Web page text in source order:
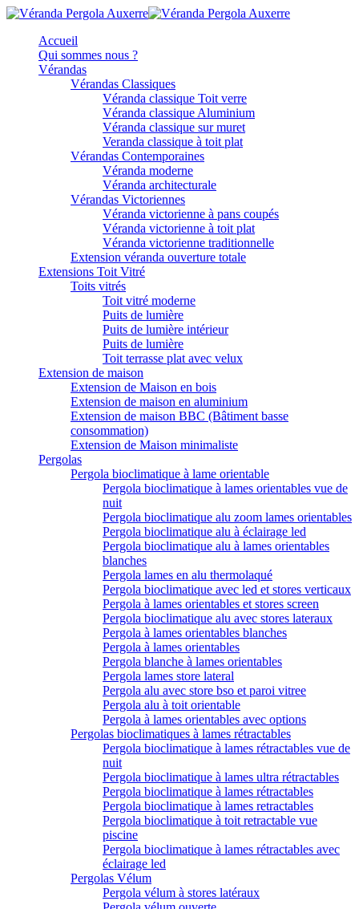
Accueil
Qui sommes nous ?
Vérandas
Vérandas Classiques
Véranda classique Toit verre
Véranda classique Aluminium
Véranda classique sur muret
Veranda classique à toit plat
Vérandas Contemporaines
Véranda moderne
Véranda architecturale
Vérandas Victoriennes
Véranda victorienne à pans coupés
Véranda victorienne à toit plat
Véranda victorienne traditionnelle
Extension véranda ouverture totale
Extensions Toit Vitré
Toits vitrés
Toit vitré moderne
Puits de lumière
Puits de lumière intérieur
Puits de lumière
Toit terrasse plat avec velux
Extension de maison
Extension de Maison en bois
Extension de maison en aluminium
Extension de maison BBC (Bâtiment basse
consommation)
Extension de Maison minimaliste
Pergolas
Pergola bioclimatique à lame orientable
Pergola bioclimatique à lames orientables vue de
nuit
Pergola bioclimatique alu zoom lames orientables
Pergola bioclimatique alu à éclairage led
Pergola bioclimatique alu à lames orientables
blanches
Pergola lames en alu thermolaqué
Pergola bioclimatique avec led et stores verticaux
Pergola à lames orientables et stores screen
Pergola bioclimatique alu avec stores lateraux
Pergola à lames orientables blanches
Pergola à lames orientables
Pergola blanche à lames orientables
Pergola lames store lateral
Pergola alu avec store bso et paroi vitree
Pergola alu à toit orientable
Pergola à lames orientables avec options
Pergolas bioclimatiques à lames rétractables
Pergola bioclimatique à lames rétractables vue de
nuit
Pergola bioclimatique à lames ultra rétractables
Pergola bioclimatique à lames rétractables
Pergola bioclimatique à lames retractables
Pergola bioclimatique à toit retractable vue
piscine
Pergola bioclimatique à lames rétractables avec
éclairage led
Pergolas Vélum
Pergola vélum à stores latéraux